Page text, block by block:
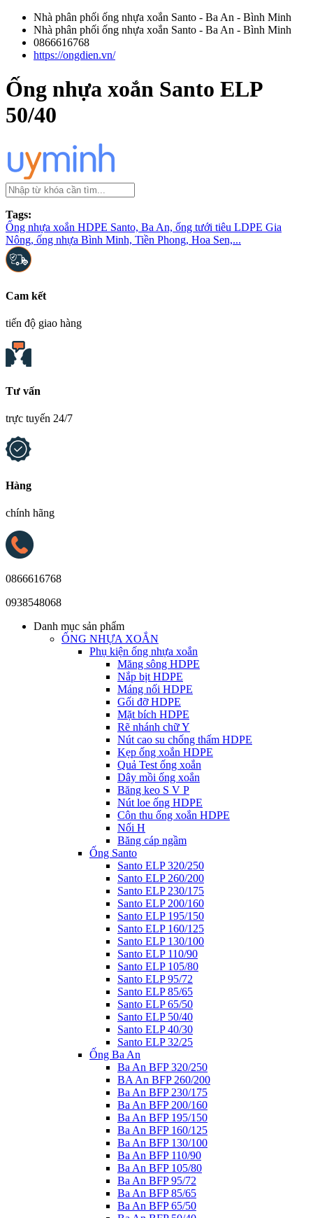
Nhà phân phối ống nhựa xoắn Santo - Ba An - Bình Minh
Nhà phân phối ống nhựa xoắn Santo - Ba An - Bình Minh
0866616768
https://ongdien.vn/
Ống nhựa xoắn Santo ELP
50/40
Tags:
Ống nhựa xoắn HDPE Santo, Ba An, ống tưới tiêu LDPE Gia
Nông, ống nhựa Bình Minh, Tiền Phong, Hoa Sen,...
Cam kết
tiến độ giao hàng
Tư vấn
trực tuyến 24/7
Hàng
chính hãng
0866616768
0938548068
Danh mục sản phẩm
ỐNG NHỰA XOẮN
Phụ kiện ống nhựa xoắn
Măng sông HDPE
Nắp bịt HDPE
Máng nối HDPE
Gối đỡ HDPE
Mặt bích HDPE
Rẽ nhánh chữ Y
Nút cao su chống thấm HDPE
Kẹp ống xoắn HDPE
Quả Test ống xoắn
Dây mồi ống xoắn
Băng keo S V P
Nút loe ống HDPE
Côn thu ống xoắn HDPE
Nối H
Băng cáp ngầm
Ống Santo
Santo ELP 320/250
Santo ELP 260/200
Santo ELP 230/175
Santo ELP 200/160
Santo ELP 195/150
Santo ELP 160/125
Santo ELP 130/100
Santo ELP 110/90
Santo ELP 105/80
Santo ELP 95/72
Santo ELP 85/65
Santo ELP 65/50
Santo ELP 50/40
Santo ELP 40/30
Santo ELP 32/25
Ống Ba An
Ba An BFP 320/250
BA An BFP 260/200
Ba An BFP 230/175
Ba An BFP 200/160
Ba An BFP 195/150
Ba An BFP 160/125
Ba An BFP 130/100
Ba An BFP 110/90
Ba An BFP 105/80
Ba An BFP 95/72
Ba An BFP 85/65
Ba An BFP 65/50